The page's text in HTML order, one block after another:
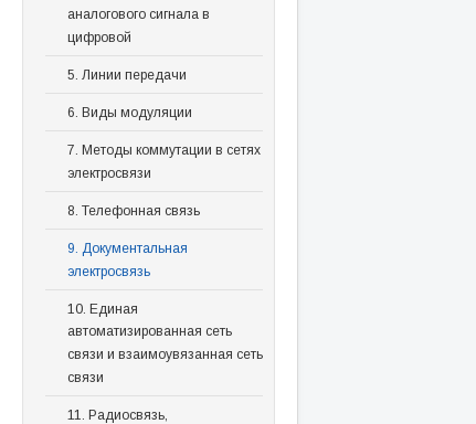
аналогового сигнала в
цифровой
5. Линии передачи
6. Виды модуляции
7. Методы коммутации в сетях
электросвязи
8. Телефонная связь
9. Документальная
электросвязь
10. Единая
автоматизированная сеть
связи и взаимоувязанная сеть
связи
11. Радиосвязь,